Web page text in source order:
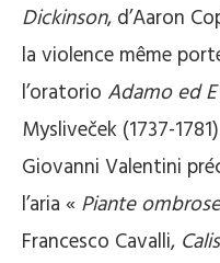
Dickinson, d’Aaron
la violence même
l’oratorio Adamo ed
Mysliveček (1737-
Giovanni Valentini
l’aria « Piante
Francesco Cavalli,